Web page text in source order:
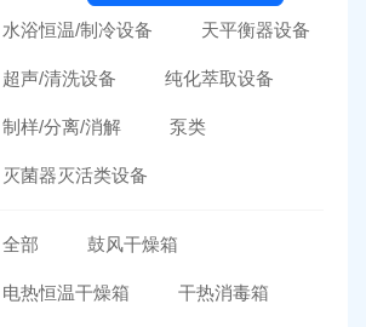
水浴恒温/制冷设备 天平衡器设备
超声/清洗设备 纯化萃取设备
制样/分离/消解 泵类
灭菌器灭活类设备
全部 鼓风干燥箱
电热恒温干燥箱 干热消毒箱